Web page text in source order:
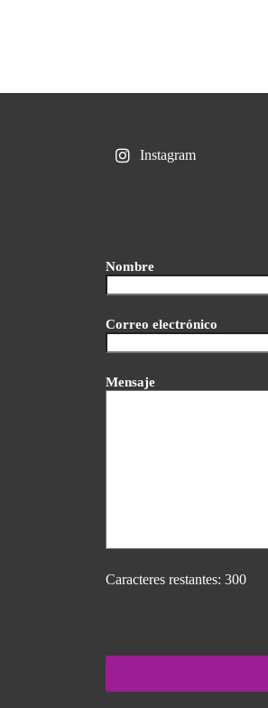
Instagram
Nombre
Correo electrónico
Mensaje
Caracteres restantes: 300